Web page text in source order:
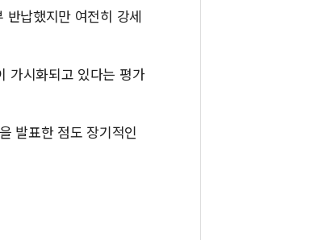
납했지만 여전히 강세
가시화되고 있다는 평가
발표한 점도 장기적인